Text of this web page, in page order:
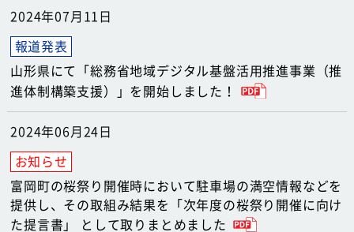
2024年07月11日
山形県にて「総務省地域デジタル基盤活用推進事業（推
進体制構築支援）」を開始しました！
2024年06月24日
富岡町の桜祭り開催時において駐車場の満空情報などを
提供し、その取組み結果を「次年度の桜祭り開催に向け
た提言書」 として取りまとめました